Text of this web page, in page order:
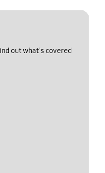
out what's covered